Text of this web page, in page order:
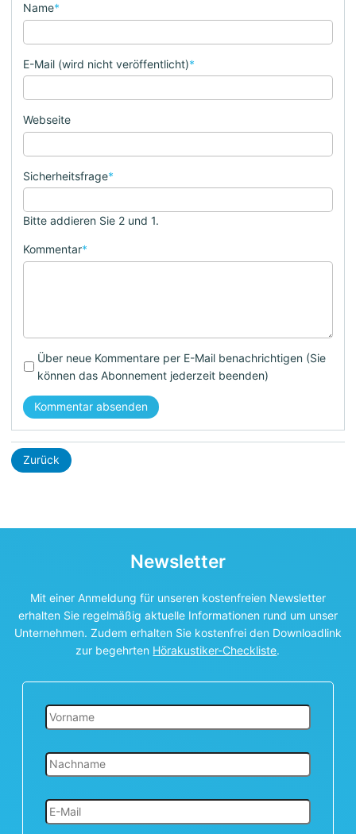
Name*
E-Mail (wird nicht veröffentlicht)*
Webseite
Sicherheitsfrage*
Bitte addieren Sie 2 und 1.
Kommentar*
Über neue Kommentare per E-Mail benachrichtigen (Sie
können das Abonnement jederzeit beenden)
Kommentar absenden
Zurück
Newsletter
Mit einer Anmeldung für unseren kostenfreien Newsletter
erhalten Sie regelmäßig aktuelle Informationen rund um unser
Unternehmen. Zudem erhalten Sie kostenfrei den Downloadlink
zur begehrten Hörakustiker-Checkliste.